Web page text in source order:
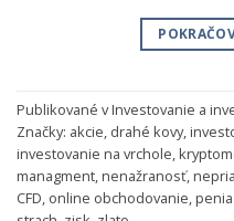
Publikované vInvestovanie a
Značky: akcie, drahé kovy,
investovanie na vrchole,
managment,nenažranosť,
CFD, online obchodovanie,